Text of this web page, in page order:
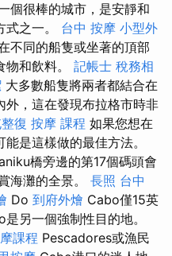
個很棒的城市，是安靜和
之一。 台中 按摩 小型外
不同的船隻或坐著的頂部
和飲料。 記帳士 稅務相
大多數船隻將兩者都結合在
外，這在發現布拉格市時非
復 按摩 課程 如果您想在
是這樣做的最佳方法。
橋旁邊的第17個碼頭會
海灘的全景。 長照 台中
Do 到府外燴 Cabo僅15英
是另一個強制性目的地。
課程 Pescadores或漁民